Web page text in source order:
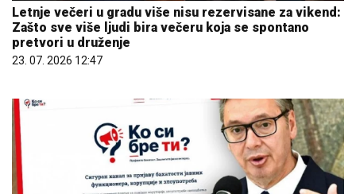
Letnje večeri u gradu više nisu rezervisane za vikend:
Zašto sve više ljudi bira večeru koja se spontano
pretvori u druženje
23. 07. 2026 12:47